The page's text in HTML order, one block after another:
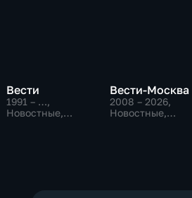
Вести
1991 – …,
Новостные,
Вести-Москва
2008 – 2026,
Новостные,